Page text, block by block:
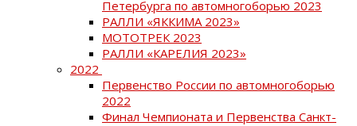
Петербурга по автомногоборью 2023
РАЛЛИ «ЯККИМА 2023»
МОТОТРЕК 2023
РАЛЛИ «КАРЕЛИЯ 2023»
2022
Первенство России по автомногоборью
2022
Финал Чемпионата и Первенства Санкт-